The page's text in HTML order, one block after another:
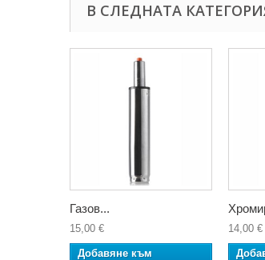
В СЛЕДНАТА
Газов...
15,00 €
Добавяне към
14,00 €